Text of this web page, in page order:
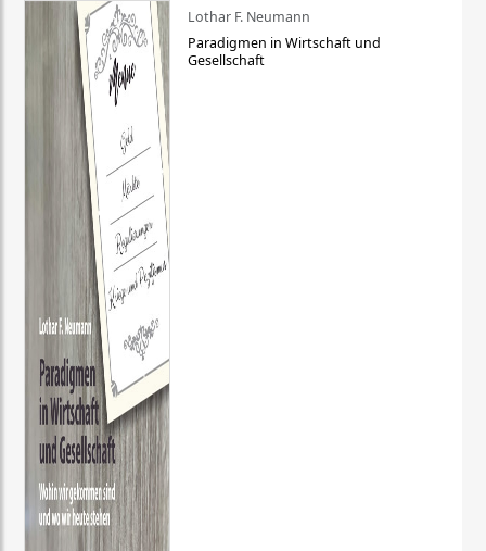
Lothar F. Neumann
Paradigmen in Wirtschaft und
Gesellschaft